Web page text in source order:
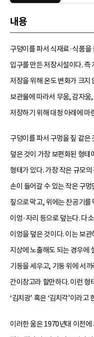
내용
구덩이를 파서 식재료·식품을
입구를 만든 저장시설이다.
저장을 위해 온도 변화가 크지
보관물에 따라서 무움, 감자움
저장하기 위해 대청 아래에 마
구덩이를 파서 구멍을 짚 같은
덮은 것이 가장 보편화된 형태
형태가 있다. 가장 작은 규모
손이 들어갈 수 있는 작은 구
짚으로 막고, 위에는 찬공기를
이엉·자리 등으로 덮는다. 다
이엉을 덮은 것이다. 이는 보
지상에 노출해도 되는 경우에
기둥을 세우고, 기둥 위에 서
간이창고라 할만하다. 이런 형
‘김치광’ 혹은 ‘김치각’이라고
이러한 움은 1970년대 이전에